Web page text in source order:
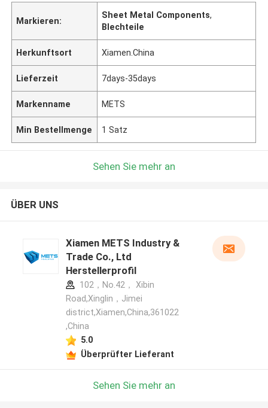
Markieren:
Sheet Metal Components,
Blechteile
Herkunftsort Xiamen.China
Lieferzeit 7days-35days
Markenname METS
Min Bestellmenge 1 Satz
Sehen Sie mehr an
ÜBER UNS
Xiamen METS Industry &
Trade Co., Ltd
Herstellerprofil
102，No.42， Xibin
Road,Xinglin，Jimei
district,Xiamen,China,361022
,China
5.0
Überprüfter Lieferant
Sehen Sie mehr an